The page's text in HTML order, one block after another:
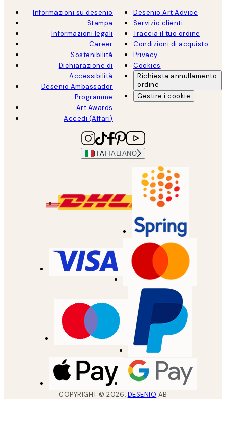
Informazioni su desenio
Stampa
Informazioni legali
Career
Sostenibilità
Dichiarazione di
Accessibilità
Desenio Ambassador
Programme
Art Awards
Accedi (Affari)
Desenio Art Advice
Servizio clienti
Traccia il tuo ordine
Condizioni di acquisto
Privacy
Cookies
Richiesta annullamento
ordine
Gestire i cookie
ITA ITALIANO
COPYRIGHT ©2026, DESENIO AB